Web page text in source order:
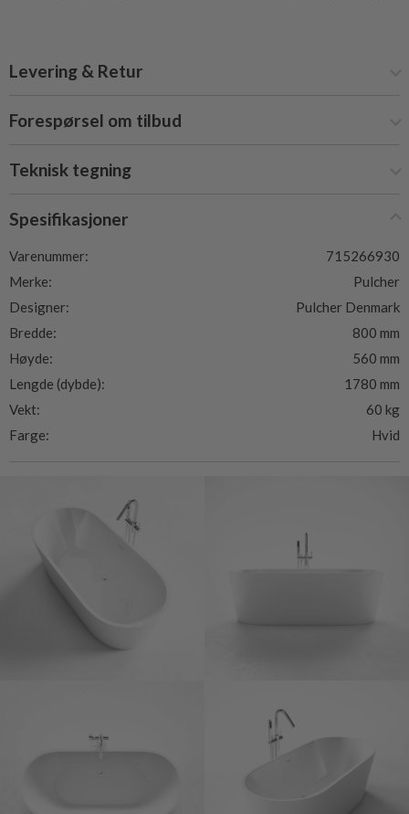
Levering & Retur
Forespørsel om tilbud
Teknisk tegning
Spesifikasjoner
Varenummer:
715266930
Merke:
Pulcher
Designer:
Pulcher Denmark
Bredde:
800 mm
Høyde:
560 mm
Lengde (dybde):
1780 mm
Vekt:
60 kg
Farge:
Hvid